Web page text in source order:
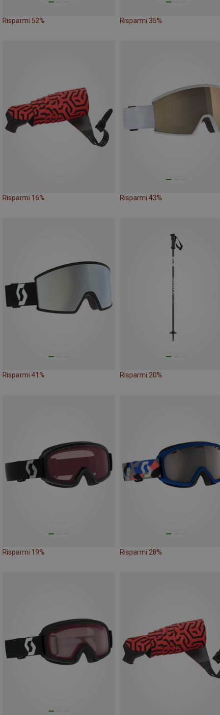
Risparmi 52% Risparmi 35%
Risparmi 16% Risparmi 43%
Risparmi 41% Risparmi 20%
Risparmi 19% Risparmi 28%